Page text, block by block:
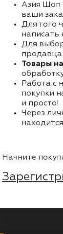
Азия Шоп
ваши
Для того
написать
Для
продавца
Товары
Работа с
покупки
и просто!
Через
Начните